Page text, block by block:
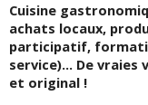
Cuisine
achats locaux,
participatif,
service)… De
et original !